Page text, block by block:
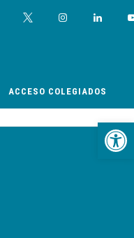
ACCESO COLEGIADOS